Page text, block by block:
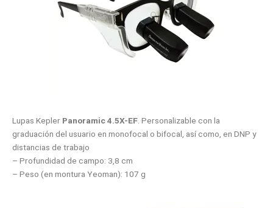
Lupas Kepler Panoramic 4.5X-EF . Personalizable con la
graduación del usuario en monofocal o bifocal, así como, en DNP y
distancias de trabajo
– Profundidad de campo: 3,8 cm
– Peso (en montura Yeoman): 107 g